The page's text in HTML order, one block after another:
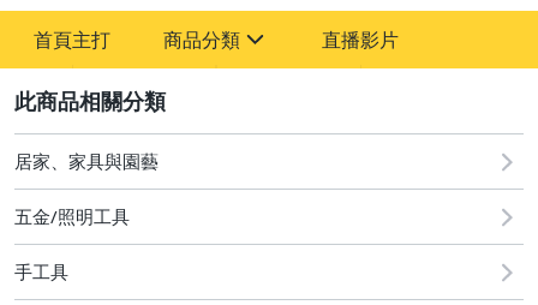
首頁主打 商品分類
Makita牧田
直播影片
居家、家具與園藝
五金/照明工具
手工具